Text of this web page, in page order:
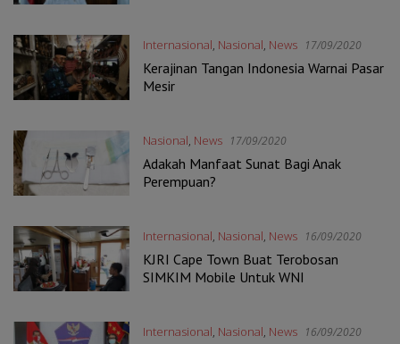
Internasional Nasional News 17/09/2020
Kerajinan Tangan Indonesia Warnai Pasar
Mesir
Nasional News 17/09/2020
Adakah Manfaat Sunat Bagi Anak
Perempuan?
Internasional Nasional News 16/09/2020
KJRI Cape Town Buat Terobosan
SIMKIM Mobile Untuk WNI
Internasional Nasional News 16/09/2020